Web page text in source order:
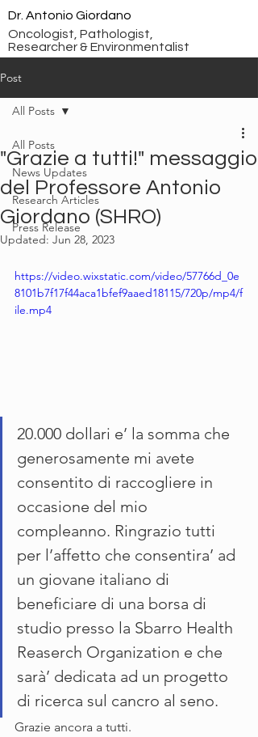
Dr. Antonio Giordano
Oncologist, Pathologist,
Researcher & Environmentalist
Post
All Posts
News Updates
Research Articles
Press Release
All Posts
"Grazie a tutti!" messaggio
del Professore Antonio
Giordano (SHRO)
Updated: Jun 28, 2023
https://video.wixstatic.com/video/57766d_0e
8101b7f17f44aca1bfef9aaed18115/720p/mp4/f
ile.mp4
20.000 dollari e’ la somma che
generosamente mi avete
consentito di raccogliere in
occasione del mio
compleanno. Ringrazio tutti
per l’affetto che consentira’ ad
un giovane italiano di
beneficiare di una borsa di
studio presso la Sbarro Health
Reaserch Organization e che
sarà’ dedicata ad un progetto
di ricerca sul cancro al seno.
Grazie ancora a tutti.